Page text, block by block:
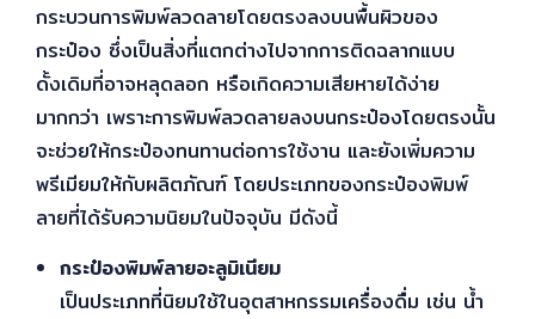
กระบวนการพิมพ์ลวดลายโดยตรงลงบนพื้นผิวของ
กระป๋อง ซึ่งเป็นสิ่งที่แตกต่างไปจากการติดฉลากแบบ
ดั้งเดิมที่อาจหลุดลอก หรือเกิดความเสียหายได้ง่าย
มากกว่า เพราะการพิมพ์ลวดลายลงบนกระป๋องโดยตรงนั้น
จะช่วยให้กระป๋องทนทานต่อการใช้งาน และยังเพิ่มความ
พรีเมียมให้กับผลิตภัณฑ์ โดยประเภทของกระป๋องพิมพ์
ลายที่ได้รับความนิยมในปัจจุบัน มีดังนี้
กระป๋องพิมพ์ลายอะลูมิเนียม
เป็นประเภทที่นิยมใช้ในอุตสาหกรรมเครื่องดื่ม เช่น น้ำ